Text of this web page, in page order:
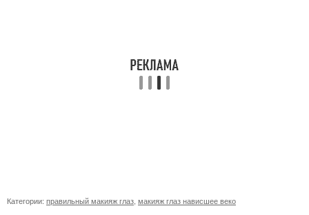
Категории: правильный макияж глаз макияж глаз нависшее веко